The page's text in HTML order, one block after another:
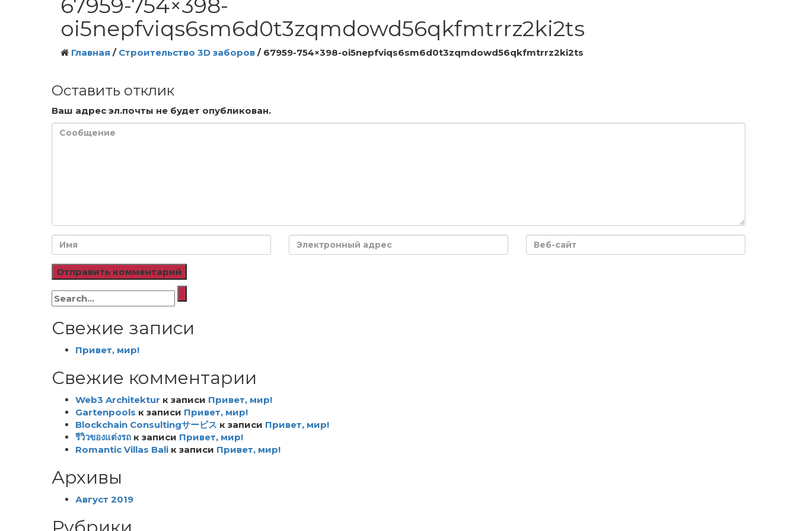
67959-754×398-
oi5nepfviqs6sm6d0t3zqmdowd56qkfmtrrz2ki2ts
Главная / Строительство 3D заборов / 67959-754×398-oi5nepfviqs6sm6d0t3zqmdowd56qkfmtrrz2ki2ts
Оставить отклик
Ваш адрес эл.почты не будет опубликован.
Искать:
Свежие записи
Привет, мир!
Свежие комментарии
Web3 Architektur к записи Привет, мир!
Gartenpools к записи Привет, мир!
Blockchain Consultingサービス к записи Привет, мир!
รีวิวของแต่งรถ к записи Привет, мир!
Romantic Villas Bali к записи Привет, мир!
Архивы
Август 2019